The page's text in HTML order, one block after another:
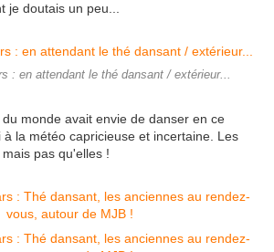
je doutais un peu...
: en attendant le thé dansant / extérieur...
monde avait envie de danser en ce
la météo capricieuse et incertaine. Les
pas qu'elles !